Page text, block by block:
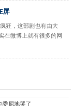
屏
狂，这部剧也有由大
在微博上就有很多的网